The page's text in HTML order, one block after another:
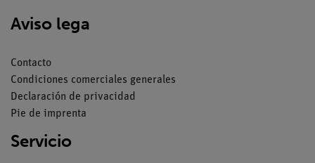
Aviso lega
Contacto
Condiciones comerciales generales
Declaración de privacidad
Pie de imprenta
Servicio